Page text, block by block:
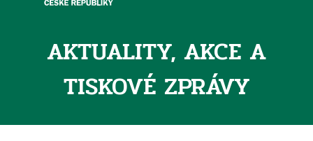
AKTUALITY, AKCE A
TISKOVÉ ZPRÁVY